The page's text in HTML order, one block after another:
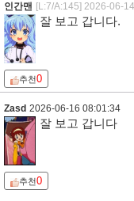
인간맨 [L:7/A:145] 2026-06-
잘 보고 갑니다.
추천0
Zasd 2026-06-16 08:01:34
잘 보고 갑니다
추천0